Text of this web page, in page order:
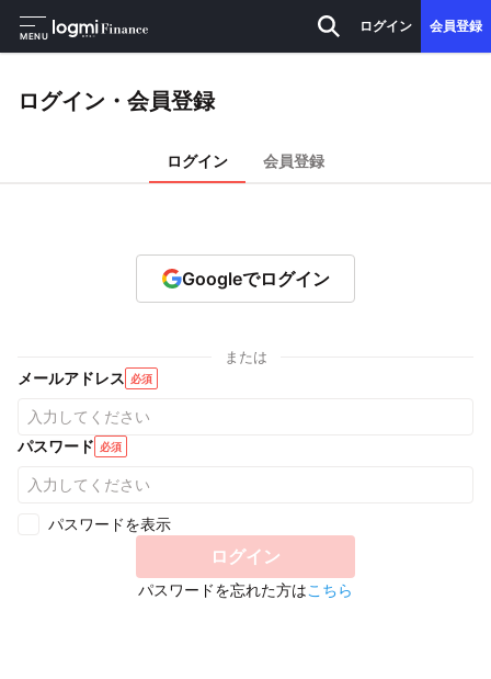
MENU
ログイン 会員登録
ログイン・会員登録
ログイン 会員登録
Googleでログイン
または
メールアドレス 必須
パスワード 必須
パスワードを表示
ログイン
パスワードを忘れた方はこちら